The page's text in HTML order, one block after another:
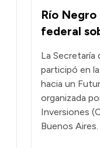
Río
federal
La Secretaría
participó en
hacia un
organizada
Inversiones
Buenos Aires.